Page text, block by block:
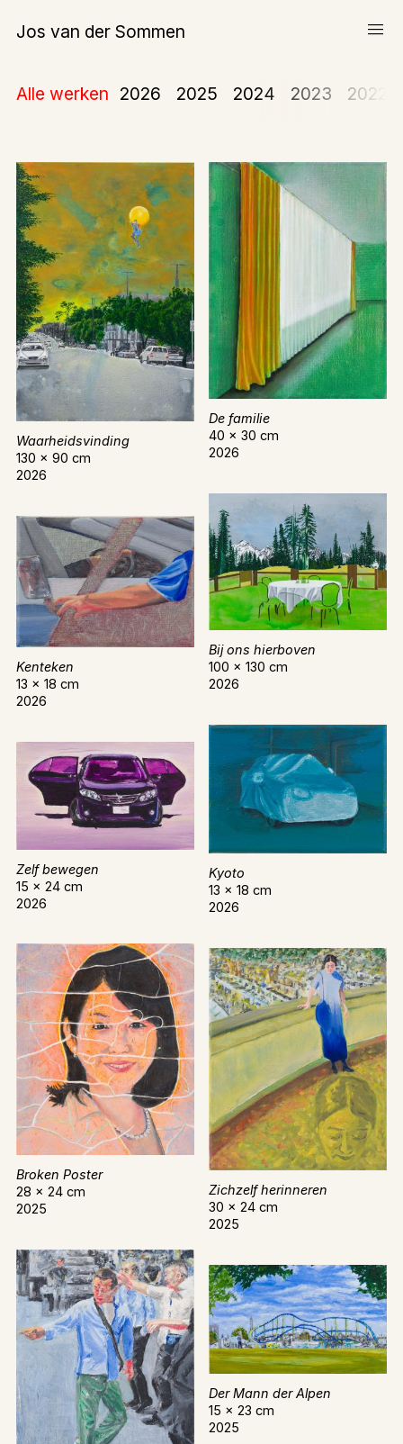
Jos van der Sommen menu
Alle werken 2026 2025 2024 2023 2022
Schilderijen
Over Jos van der Sommen
Teksten expand_more
Tentoonstellingen
Publicaties
Waarheidsvinding
130 x 90 cm
2026
De familie
40 x 30 cm
2026
Bij ons hierboven
100 x 130 cm
2026
Kenteken
13 x 18 cm
2026
Kyoto
13 x 18 cm
2026
Zelf bewegen
15 x 24 cm
2026
Broken Poster
28 x 24 cm
2025
Zichzelf herinneren
30 x 24 cm
2025
Der Mann der Alpen
15 x 23 cm
2025